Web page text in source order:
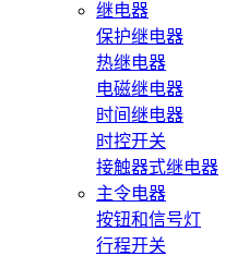
继电器
保护继电器
热继电器
电磁继电器
时间继电器
时控开关
接触器式继电器
主令电器
按钮和信号灯
行程开关